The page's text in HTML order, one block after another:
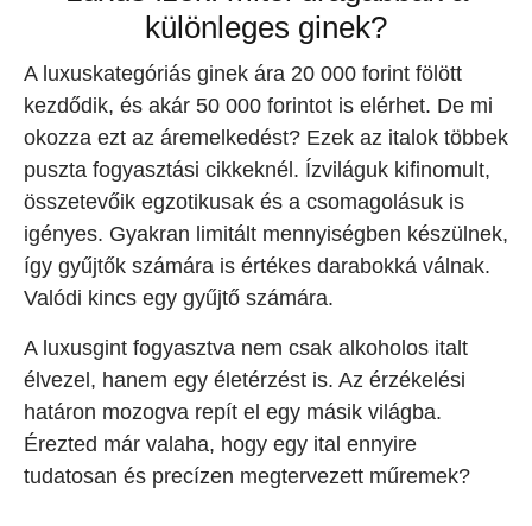
különleges ginek?
A luxuskategóriás ginek ára 20 000 forint fölött
kezdődik, és akár 50 000 forintot is elérhet. De mi
okozza ezt az áremelkedést? Ezek az italok többek
puszta fogyasztási cikkeknél. Ízviláguk kifinomult,
összetevőik egzotikusak és a csomagolásuk is
igényes. Gyakran limitált mennyiségben készülnek,
így gyűjtők számára is értékes darabokká válnak.
Valódi kincs egy gyűjtő számára.
A luxusgint fogyasztva nem csak alkoholos italt
élvezel, hanem egy életérzést is. Az érzékelési
határon mozogva repít el egy másik világba.
Érezted már valaha, hogy egy ital ennyire
tudatosan és precízen megtervezett műremek?